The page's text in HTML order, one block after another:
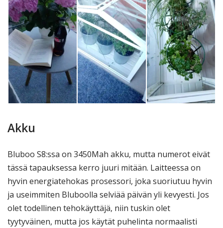
Akku
Bluboo S8:ssa on 3450Mah akku, mutta numerot eivät
tässä tapauksessa kerro juuri mitään. Laitteessa on
hyvin energiatehokas prosessori, joka suoriutuu hyvin
ja useimmiten Bluboolla selviää päivän yli kevyesti. Jos
olet todellinen tehokäyttäjä, niin tuskin olet
tyytyväinen, mutta jos käytät puhelinta normaalisti